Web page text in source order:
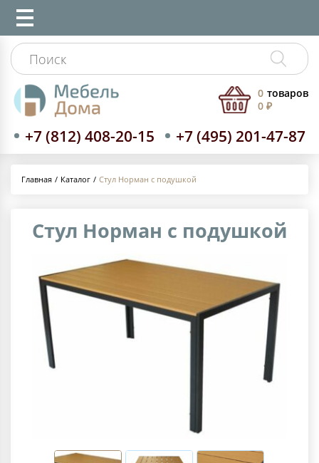
+7 (812) 408-20-15 +7 (495) 201-47-87
0 товаров
0 ₽
Главная Каталог Стул Норман с подушкой
Стул Норман с подушкой